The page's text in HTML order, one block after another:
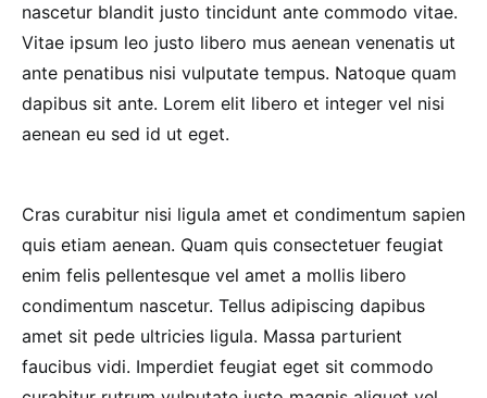
nascetur blandit justo tincidunt ante commodo vitae.
Vitae ipsum leo justo libero mus aenean venenatis ut
ante penatibus nisi vulputate tempus. Natoque quam
dapibus sit ante. Lorem elit libero et integer vel nisi
aenean eu sed id ut eget.
Cras curabitur nisi ligula amet et condimentum sapien
quis etiam aenean. Quam quis consectetuer feugiat
enim felis pellentesque vel amet a mollis libero
condimentum nascetur. Tellus adipiscing dapibus
amet sit pede ultricies ligula. Massa parturient
faucibus vidi. Imperdiet feugiat eget sit commodo